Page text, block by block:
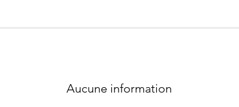
Aucune information